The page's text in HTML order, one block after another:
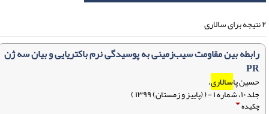
رابطه بین مقاومت سیب‌زمینی به پوسیدگی نرم باکتریایی و بیان سه ژن‌
PR
حسین پاسالاری،
جلد ۱۰، شماره ۱ - ( (پاییز و زمستان) ۱۳۹۹ )
چکیده